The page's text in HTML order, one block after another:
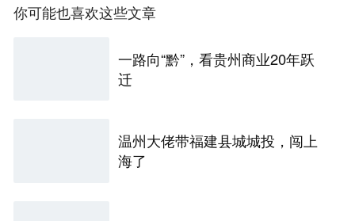
你可能也喜欢这些文章
一路向“黔”，看贵州商业20年跃
迁
温州大佬带福建县城城投，闯上
海了